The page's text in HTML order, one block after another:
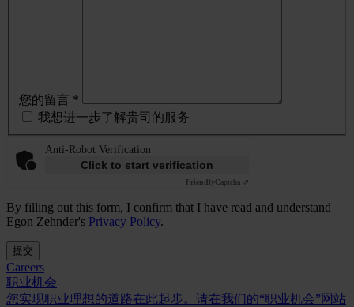
您的留言 *
我想进一步了解贵司的服务
Anti-Robot Verification
Click to start verification
FriendlyCaptcha ⇗
By filling out this form, I confirm that I have read and understand
Egon Zehnder's Privacy Policy.
提交
Careers
职业机会
您实现职业理想的道路在此起步。请在我们的“职业机会”网站